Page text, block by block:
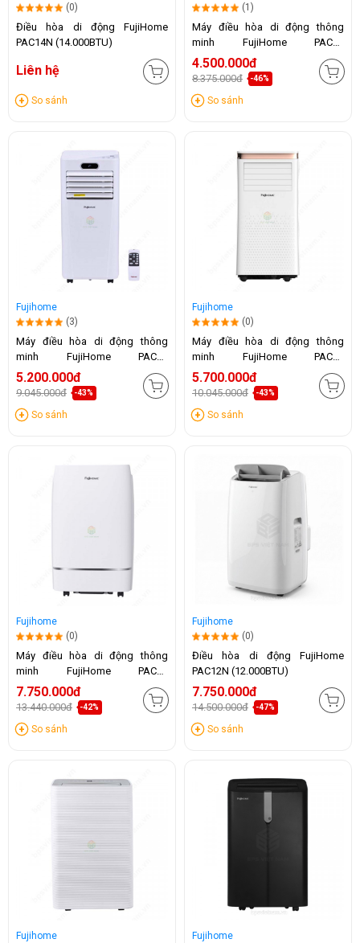
(0)
Điều hòa di động FujiHome
PAC14N (14.000BTU)
Liên hệ
So sánh
(1)
Máy điều hòa di động thông
minh FujiHome PAC07
(7000BTU)
4.500.000đ
8.375.000đ -46%
So sánh
Fujihome
(3)
Máy điều hòa di động thông
minh FujiHome PAC09
(9000BTU)
5.200.000đ
9.045.000đ -43%
So sánh
Fujihome
(0)
Máy điều hòa di động thông
minh FujiHome PAC10
(10.000BTU)
5.700.000đ
10.045.000đ -43%
So sánh
Fujihome
(0)
Máy điều hòa di động thông
minh FujiHome PAC12
(12.000BTU)
7.750.000đ
13.440.000đ -42%
So sánh
Fujihome
(0)
Điều hòa di động FujiHome
PAC12N (12.000BTU)
7.750.000đ
14.500.000đ -47%
So sánh
Fujihome
Fujihome